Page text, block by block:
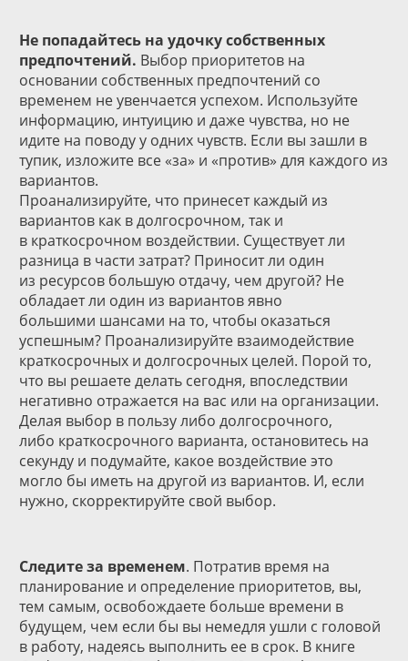
Не попадайтесь на удочку собственных
предпочтений. Выбор приоритетов на
основании собственных предпочтений со
временем не увенчается успехом. Используйте
информацию, интуицию и даже чувства, но не
идите на поводу у одних чувств. Если вы зашли в
тупик, изложите все «за» и «против» для каждого из
вариантов.
Проанализируйте, что принесет каждый из
вариантов как в долгосрочном, так и
в краткосрочном воздействии. Существует ли
разница в части затрат? Приносит ли один
из ресурсов большую отдачу, чем другой? Не
обладает ли один из вариантов явно
большими шансами на то, чтобы оказаться
успешным? Проанализируйте взаимодействие
краткосрочных и долгосрочных целей. Порой то,
что вы решаете делать сегодня, впоследствии
негативно отражается на вас или на организации.
Делая выбор в пользу либо долгосрочного,
либо краткосрочного варианта, остановитесь на
секунду и подумайте, какое воздействие это
могло бы иметь на другой из вариантов. И, если
нужно, скорректируйте свой выбор.
Следите за временем. Потратив время на
планирование и определение приоритетов, вы,
тем самым, освобождаете больше времени в
будущем, чем если бы вы немедля ушли с головой
в работу, надеясь выполнить ее в срок. В книге